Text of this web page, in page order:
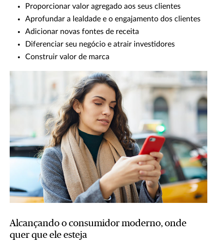
Proporcionar valor agregado aos seus clientes
Aprofundar a lealdade e o engajamento dos clientes
Adicionar novas fontes de receita
Diferenciar seu negócio e atrair investidores
Construir valor de marca
Alcançando o consumidor moderno, onde
quer que ele esteja